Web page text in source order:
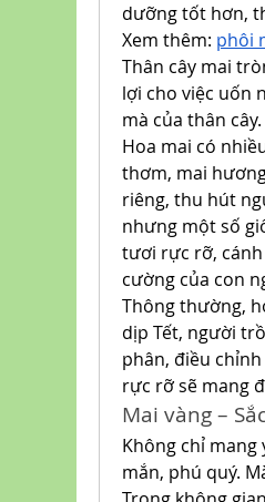
dưỡng tốt hơn,
Xem thêm: phôi
Thân cây mai
lợi cho việc uốn
mà của thân cây.
Hoa mai có
thơm, mai
riêng, thu hút
nhưng một số
tươi rực rỡ,
cường của con
Thông thường,
dịp Tết, người
phân, điều
rực rỡ sẽ mang
Mai vàng –
Không chỉ
mắn, phú quý.